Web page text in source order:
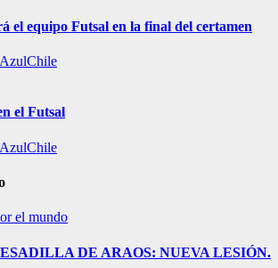
el equipo Futsal en la final del certamen
el Futsal
el mundo
DE ARAOS: NUEVA LESIÓN.